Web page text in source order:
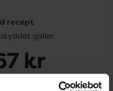
recept
gäller
kr